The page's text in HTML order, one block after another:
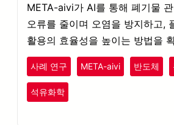
META-aivi가 AI를 통해 폐기물
오류를 줄이며 오염을 방지하고,
활용의 효율성을 높이는 방법을
사례 연구 META-aivi 반도체
석유화학